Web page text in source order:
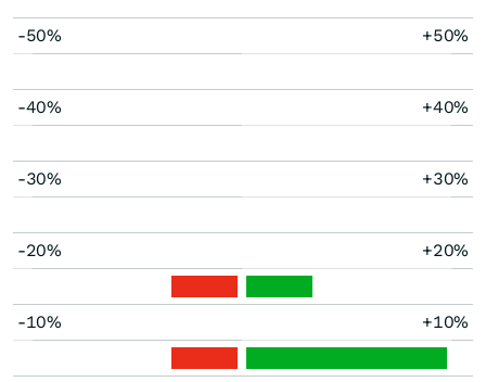
-50% +50%
-40% +40%
-30% +30%
-20% +20%
-10% +10%